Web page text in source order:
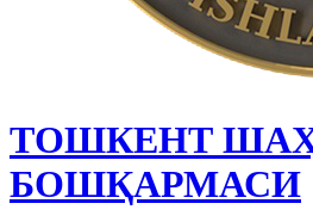
ТОШКЕНТ
БОШҚАРМАСИ